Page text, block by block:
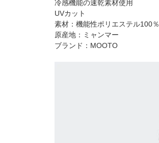
冷感機能の速乾素材使用
UVカット
素材：機能性ポリエステル100％
原産地：ミャンマー
ブランド：MOOTO